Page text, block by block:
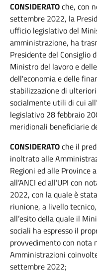
CONSIDERATOche, con
settembre 2022, la
ufficio legislativo del
amministrazione, ha
Presidente del Consiglio
Ministro del lavoro e
dell'economia e delle
stabilizzazione di
socialmente utili di cui
legislativo 28 febbraio
meridionali beneficiarie
CONSIDERATOche il
inoltrato alle
Regioni ed alle Province
all’ANCI ed all’UPI con
2022, con la quale è
riunione, a livello
all’esito della quale il
sociali ha espresso il
provvedimento con nota
Amministrazioni
settembre 2022;